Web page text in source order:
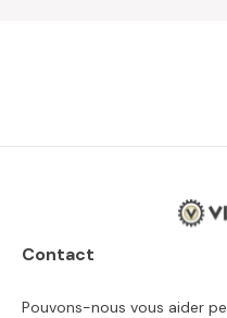
Contact
Pouvons-nous vous aider